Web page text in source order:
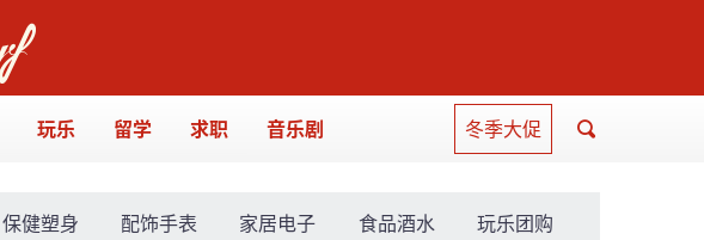
玩乐 留学 求职 音乐剧 冬季大促
保健塑身 配饰手表 家居电子 食品酒水 玩乐团购